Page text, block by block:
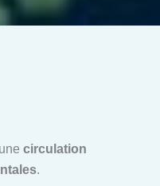
circulation
.